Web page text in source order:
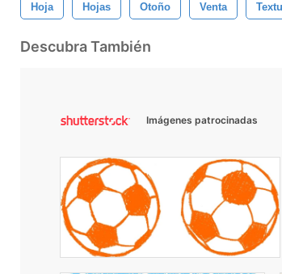
Hoja Hojas Otoño Venta
Descubra También
Imágenes patrocinadas